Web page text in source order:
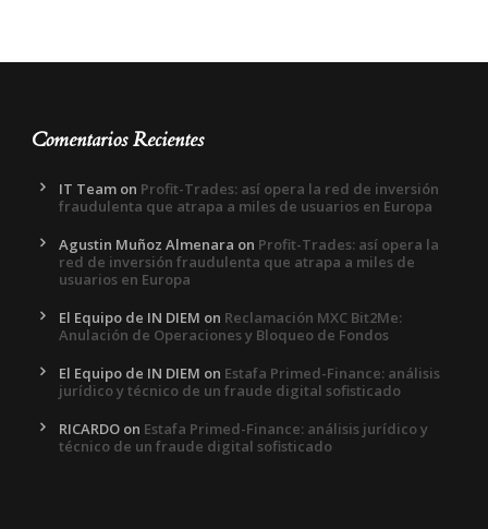
Comentarios Recientes
IT Team on Profit-Trades: así opera la red de inversión
fraudulenta que atrapa a miles de usuarios en Europa
Agustin Muñoz Almenara on Profit-Trades: así opera la
red de inversión fraudulenta que atrapa a miles de
usuarios en Europa
El Equipo de IN DIEM on Reclamación MXC Bit2Me:
Anulación de Operaciones y Bloqueo de Fondos
El Equipo de IN DIEM on Estafa Primed-Finance: análisis
jurídico y técnico de un fraude digital sofisticado
RICARDO on Estafa Primed-Finance: análisis jurídico y
técnico de un fraude digital sofisticado